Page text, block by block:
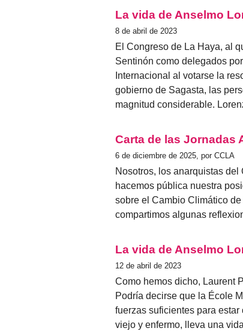
La vida de Anselmo
8 de abril de 2023
El Congreso de La Haya, al
Sentinón como delegados
Internacional al votarse la
gobierno de Sagasta, las
magnitud considerable.
Carta de las Jornadas
6 de diciembre de 2025, por CCLA
Nosotros, los anarquistas
hacemos pública nuestra
sobre el Cambio Climático
compartimos algunas
La vida de Anselmo
12 de abril de 2023
Como hemos dicho, Laurent
Podría decirse que la École
fuerzas suficientes para
viejo y enfermo, lleva una